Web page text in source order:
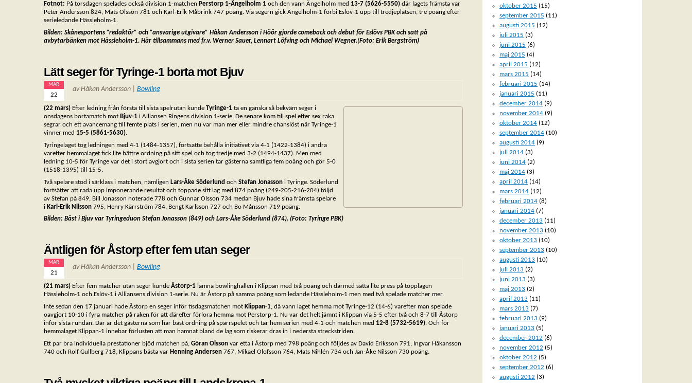
Fotnot: På torsdagen spelades också division 1-matchen Perstorp 1-Ängelholm 1 och den vann Ängelholm med 13-7 (5626-5550) där lagets främsta var
Peter Andersson 824, Mats Olsson 781 och Karl-Erik Måbrink 747 poäng. Via segern gick Ängelholm-1 förbi Eslöv-1 upp till tredjeplatsen, tre poäng efter
serieledande Hässleholm-1.
Bilden: Skånesportens ”redaktör” och ”ansvarige utgivare” Håkan Andersson i Höör gjorde comeback och debut för Eslövs PBK och satt på
avbytarbänken mot Hässleholm-1. Här tillsammans med fr.v. Werner Sauer, Lennart Löfving och Michael Wegner.(Foto: Erik Bergström)
Lätt seger för Tyringe-1 borta mot Bjuv
MAR
22
av Håkan Andersson | Bowling
(22 mars)Efter ledning från första till sista spelrutan kunde Tyringe-1 ta en ganska så bekväm seger i
onsdagens bortamatch mot Bjuv-1 i Alliansen Ringens division 1-serie. De senare kom till spel efter sex raka
segrar och ett avancemang till femte plats i serien, men nu var man mer eller mindre chanslöst när Tyringe-1
vinner med 15-5 (5861-5630).
Tyringelaget tog ledningen med 4-1 (1484-1357), fortsatte behålla initiativet via 4-1 (1422-1384) i andra
varefter hemmalaget fick lite bättre ordning på sitt spel och tog tredje med 3-2 (1494-1437). Men med
ledning 10-5 för Tyringe var det i stort avgjort och i sista serien tar gästerna samtliga fem poäng och gör 5-0
(1518-1395) till 15-5.
Två spelare stod i särklass i matchen, nämligen Lars-Åke Söderlund och Stefan Jonassoni Tyringe. Söderlund
fortsätter att rada upp imponerande resultat och toppade sitt lag med 874 poäng (249-205-216-204) följd
av Stefan på 849, Bill Jonasson noterade 778 och Gunnar Olsson 734 medan Bjuv hade sina främsta spelare
iKarl-Erik Nilsson795, Henry Kärrström 784, Bengt Karlsson 727 och Bo Månsson 719 poäng.
Bilden: Bäst i Bjuv var Tyringeduon Stefan Jonasson (849) och Lars-Åke Söderlund (874). (Foto: Tyringe PBK)
Äntligen för Åstorp efter fem utan seger
MAR
21
av Håkan Andersson | Bowling
(21 mars)Efter fem matcher utan seger kunde Åstorp-1 lämna bowlinghallen i Klippan med två poäng och därmed sätta lite press på topplagen
Hässleholm-1 och Eslöv-1 i Alliansens division 1-serie. Nu är Åstorp på samma poäng som ledande Hässleholm-1 men med två spelade matcher mer.
Inte sedan den 17 januari hade Åstorp en seger inför tisdagsmatchen mot Klippan-1, då vann laget hemma mot Tyringe-12 (14-6) varefter man spelade
oavgjort 10-10 i fyra matcher på raken för att därefter förlora hemma mot Perstorp-1. Nu var det helt jämnt i Klippan via 5-5 efter två och 8-7 till Åstorp
inför sista rundan. Där är det gästerna som har bäst ordning på spärrspelet och tar hem serien med 4-1 och matchen med 12-8 (5732-5619). Och för
hemmalaget Klippan-1 innebar förlusten att man hamnat bland de lag som riskerar dras in i nedersta streckstriden.
Ett par bra individuella prestationer bjöd matchen på, Göran Olssonvar etta i Åstorp med 798 poäng och följdes av David Eriksson 791, Ingvar Håkansson
740 och Rolf Gullberg 718, Klippans bästa var Henning Andersen767, Mikael Olofsson 764, Mats Nihlén 734 och Jan-Åke Nilsson 730 poäng.
oktober 2015 (15)
september 2015 (11)
augusti 2015 (12)
juli 2015 (3)
juni 2015 (6)
maj 2015 (4)
april 2015 (12)
mars 2015 (14)
februari 2015 (14)
januari 2015 (11)
december 2014 (9)
november 2014 (9)
oktober 2014 (12)
september 2014 (10)
augusti 2014 (9)
juli 2014 (3)
juni 2014 (2)
maj 2014 (3)
april 2014 (14)
mars 2014 (12)
februari 2014 (8)
januari 2014 (7)
december 2013 (11)
november 2013 (10)
oktober 2013 (10)
september 2013 (10)
augusti 2013 (10)
juli 2013 (2)
juni 2013 (3)
maj 2013 (2)
april 2013 (11)
mars 2013 (7)
februari 2013 (9)
januari 2013 (5)
december 2012 (6)
november 2012 (5)
oktober 2012 (5)
september 2012 (6)
augusti 2012 (3)